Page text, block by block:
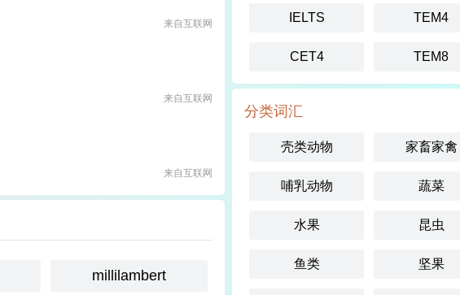
来自互联网
来自互联网
来自互联网
millilambert
IELTS TEM4
CET4 TEM8
分类词汇
壳类动物 家畜家禽
哺乳动物 蔬菜
水果 昆虫
鱼类 坚果